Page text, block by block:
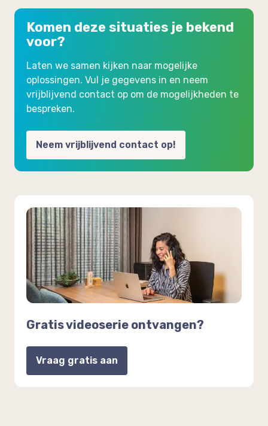
Komen deze situaties je bekend
voor?
Laten we samen kijken naar mogelijke
oplossingen. Vul je gegevens in en neem
vrijblijvend contact op om de mogelijkheden te
bespreken.
Neem vrijblijvend contact op!
Gratis videoserie ontvangen?
Vraag gratis aan